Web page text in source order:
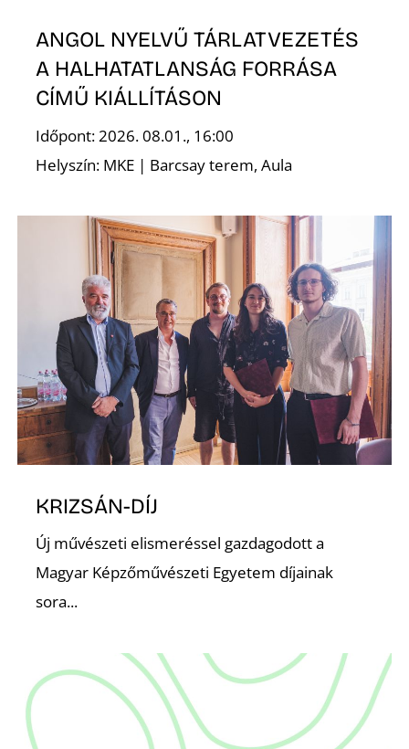
ANGOL NYELVŰ TÁRLATVEZETÉS
A HALHATATLANSÁG FORRÁSA
CÍMŰ KIÁLLÍTÁSON
Időpont: 2026. 08.01., 16:00
Helyszín: MKE | Barcsay terem, Aula
KRIZSÁN-DÍJ
Új művészeti elismeréssel gazdagodott a
Magyar Képzőművészeti Egyetem díjainak
sora...